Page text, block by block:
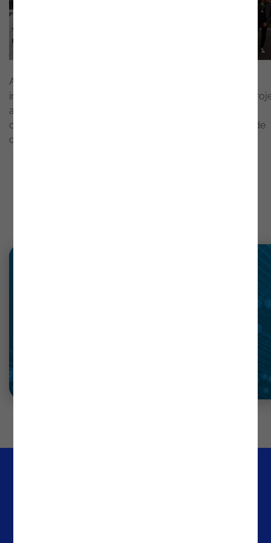
A colaboração entre a Noesis e o PSEM evidencia a
importância da ligação entre o meio empresarial e os
académicos, promovendo a aplicação prática do
conhecimento e contribuindo para o desenvolvimento de
competências técnicas em contexto real.